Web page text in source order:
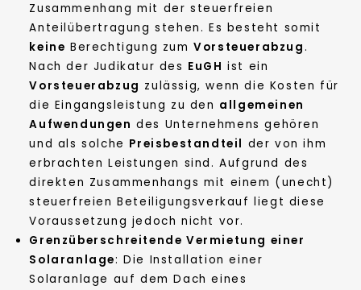
Zusammenhang mit der steuerfreien
Anteilübertragung stehen. Es besteht somit
keine Berechtigung zumVorsteuerabzug.
Nach der Judikatur des EuGH ist ein
Vorsteuerabzug zulässig, wenn die Kosten für
die Eingangsleistung zu den allgemeinen
Aufwendungen des Unternehmens gehören
und als solche Preisbestandteil der von ihm
erbrachten Leistungen sind. Aufgrund des
direkten Zusammenhangs mit einem (unecht)
steuerfreien Beteiligungsverkauf liegt diese
Voraussetzung jedoch nicht vor.
Grenzüberschreitende Vermietung einer
Solaranlage: Die Installation einer
Solaranlage auf dem Dach eines